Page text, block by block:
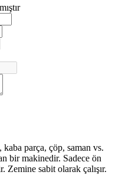
parça, çöp, saman vs.
bir makinedir. Sadece ön
Zemine sabit olarak çalışır.